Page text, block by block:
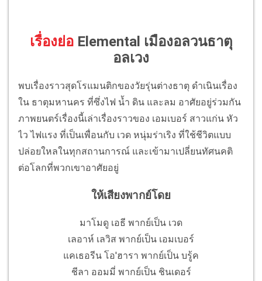
เรื่องย่อElemental เมืองอลวนธาตุ
อลเวง
พบเรื่องราวสุดโรแมนติกของวัยรุ่นต่างธาตุ ดำเนินเรื่อง
ใน ธาตุมหานคร ที่ซึ่งไฟ น้ำ ดิน และลม อาศัยอยู่ร่วมกัน
ภาพยนตร์เรื่องนี้เล่าเรื่องราวของ เอมเบอร์ สาวแก่น หัว
ไว ไฟแรง ที่เป็นเพื่อนกับ เวด หนุ่มร่าเริง ที่ใช้ชีวิตแบบ
ปล่อยใหลในทุกสถานการณ์ และเข้ามาเปลี่ยนทัศนคติ
ต่อโลกที่พวกเขาอาศัยอยู่
ให้เสียงพากย์โดย
มาโมดู เอธี พากย์เป็น เวด
เลอาห์ เลวิส พากย์เป็น เอมเบอร์
แคเธอรีน โอ'ฮารา พากย์เป็น บรู้ค
ชีลา ออมมี่ พากย์เป็น ชินเดอร์